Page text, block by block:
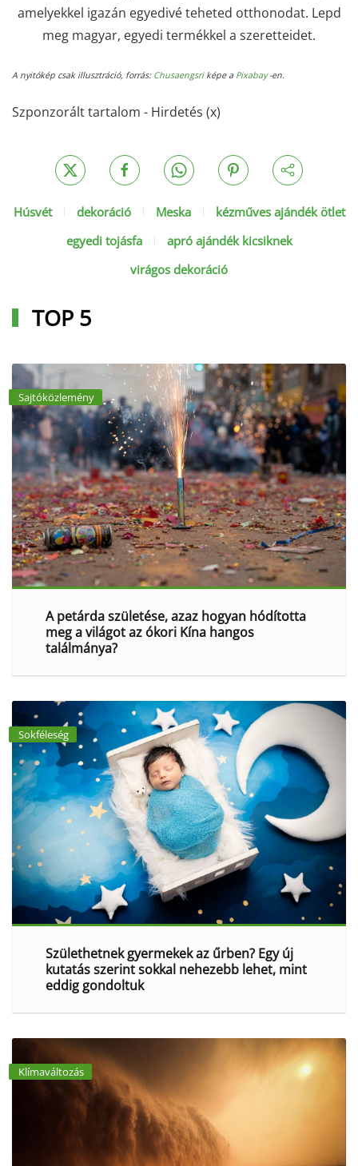
amelyekkel igazán egyedivé teheted otthonodat. Lepd
meg magyar, egyedi termékkel a szeretteidet.
A nyitókép csak illusztráció, forrás: Chusaengsriképe a Pixabay-en.
Szponzorált tartalom - Hirdetés (x)
Húsvét dekoráció Meska
kézműves ajándék ötlet
egyedi tojásfa
apró ajándék kicsiknek
virágos dekoráció
TOP 5
Sajtóközlemény
A petárda születése, azaz hogyan hódította
meg a világot az ókori Kína hangos
találmánya?
Sokféleség
Születhetnek gyermekek az űrben? Egy új
kutatás szerint sokkal nehezebb lehet, mint
eddig gondoltuk
Klímaváltozás